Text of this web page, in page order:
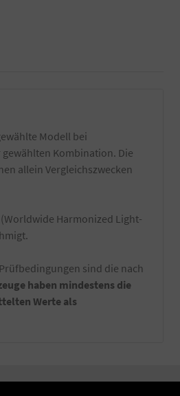
Modell bei
Kombination. Die
allein Vergleichszwecken
Harmonized Light-
sind die nach
haben mindestens die
Werte als